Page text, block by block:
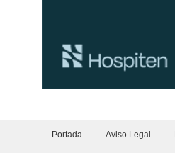
Portada Aviso Legal